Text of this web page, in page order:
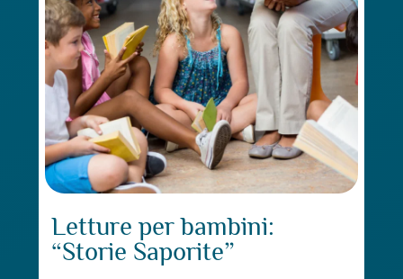
Letture per bambini:
“Storie Saporite”